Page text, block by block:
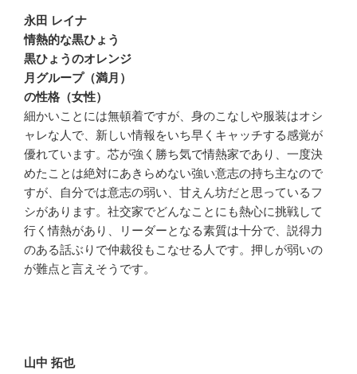
永田 レイナ
情熱的な黒ひょう
黒ひょうのオレンジ
月グループ（満月）
の性格（女性）
細かいことには無頓着ですが、身のこなしや服装はオシ
ャレな人で、新しい情報をいち早くキャッチする感覚が
優れています。芯が強く勝ち気で情熱家であり、一度決
めたことは絶対にあきらめない強い意志の持ち主なので
すが、自分では意志の弱い、甘えん坊だと思っているフ
シがあります。社交家でどんなことにも熱心に挑戦して
行く情熱があり、リーダーとなる素質は十分で、説得力
のある話ぶりで仲裁役もこなせる人です。押しが弱いの
が難点と言えそうです。
山中 拓也